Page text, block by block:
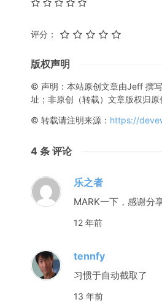
评分：
版权声明
© 声明：本站原创文章由Jeff 撰
址；非原创（转载）文章版权归原
© 转载请注明来源： https://
4 条 评论
乐之者
MARK一下，感谢分
12 年前
tennfy
习惯于自动截取了
13 年前